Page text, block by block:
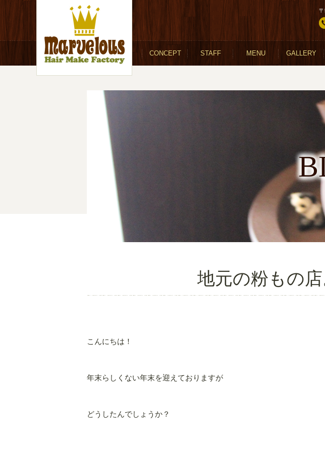
CONCEPT STAFF MENU GALLERY
地元の粉もの店
こんにちは！
年末らしくない年末を迎えておりますが
どうしたんでしょうか？